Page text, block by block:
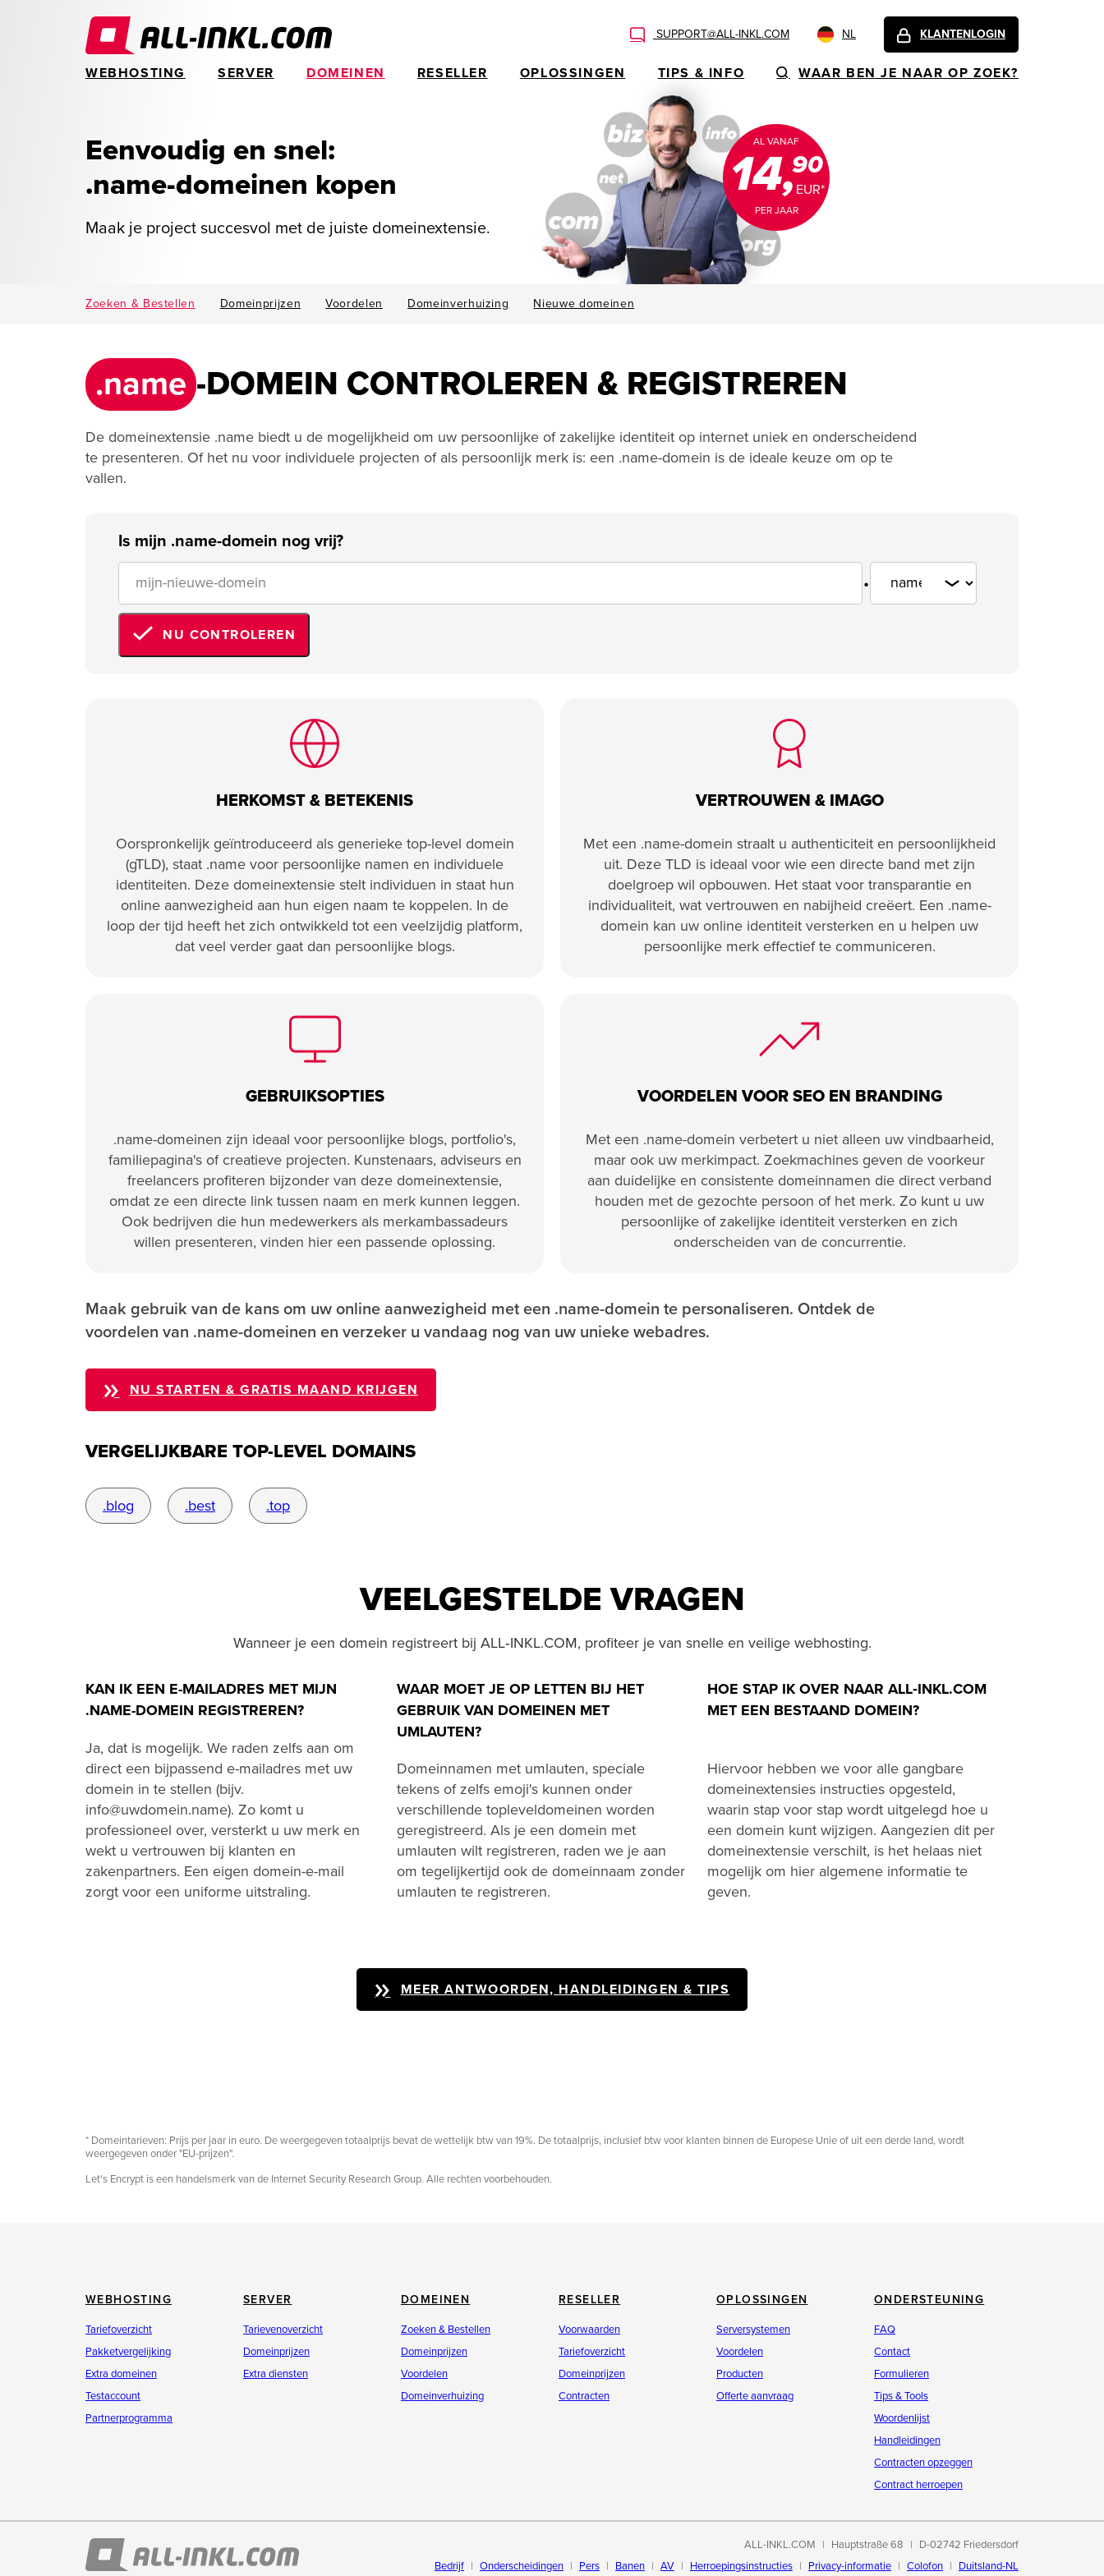
SUPPORT@ALL-INKL.COM NL KLANTENLOGIN
WEBHOSTING SERVER DOMEINEN RESELLER OPLOSSINGEN TIPS & INFO WAAR BEN JE NAAR OP ZOEK?
Eenvoudig en snel:
.name-domeinen kopen
Maak je project succesvol met de juiste domeinextensie.
AL VANAF
14,EUR*
90
PER JAAR
Zoeken & Bestellen Domeinprijzen Voordelen Domeinverhuizing Nieuwe domeinen
.name -DOMEIN CONTROLEREN & REGISTREREN
De domeinextensie .name biedt u de mogelijkheid om uw persoonlijke of zakelijke identiteit op internet uniek en onderscheidend
te presenteren. Of het nu voor individuele projecten of als persoonlijk merk is: een .name-domein is de ideale keuze om op te
vallen.
Is mijn .name-domein nog vrij?
.
NU CONTROLEREN
HERKOMST & BETEKENIS
Oorspronkelijk geïntroduceerd als generieke top-level domein
(gTLD), staat .name voor persoonlijke namen en individuele
identiteiten. Deze domeinextensie stelt individuen in staat hun
online aanwezigheid aan hun eigen naam te koppelen. In de
loop der tijd heeft het zich ontwikkeld tot een veelzijdig platform,
dat veel verder gaat dan persoonlijke blogs.
VERTROUWEN & IMAGO
Met een .name-domein straalt u authenticiteit en persoonlijkheid
uit. Deze TLD is ideaal voor wie een directe band met zijn
doelgroep wil opbouwen. Het staat voor transparantie en
individualiteit, wat vertrouwen en nabijheid creëert. Een .name-
domein kan uw online identiteit versterken en u helpen uw
persoonlijke merk effectief te communiceren.
GEBRUIKSOPTIES
.name-domeinen zijn ideaal voor persoonlijke blogs, portfolio's,
familiepagina's of creatieve projecten. Kunstenaars, adviseurs en
freelancers profiteren bijzonder van deze domeinextensie,
omdat ze een directe link tussen naam en merk kunnen leggen.
Ook bedrijven die hun medewerkers als merkambassadeurs
willen presenteren, vinden hier een passende oplossing.
VOORDELEN VOOR SEO EN BRANDING
Met een .name-domein verbetert u niet alleen uw vindbaarheid,
maar ook uw merkimpact. Zoekmachines geven de voorkeur
aan duidelijke en consistente domeinnamen die direct verband
houden met de gezochte persoon of het merk. Zo kunt u uw
persoonlijke of zakelijke identiteit versterken en zich
onderscheiden van de concurrentie.
Maak gebruik van de kans om uw online aanwezigheid met een .name-domein te personaliseren. Ontdek de
voordelen van .name-domeinen en verzeker u vandaag nog van uw unieke webadres.
NU STARTEN & GRATIS MAAND KRIJGEN
VERGELIJKBARE TOP-LEVEL DOMAINS
.blog .best .top
VEELGESTELDE VRAGEN
Wanneer je een domein registreert bij ALL‑INKL.COM, profiteer je van snelle en veilige webhosting.
KAN IK EEN E-MAILADRES MET MIJN
.NAME-DOMEIN REGISTREREN?
Ja, dat is mogelijk. We raden zelfs aan om
direct een bijpassend e-mailadres met uw
domein in te stellen (bijv.
info@uwdomein.name). Zo komt u
professioneel over, versterkt u uw merk en
wekt u vertrouwen bij klanten en
zakenpartners. Een eigen domein-e-mail
zorgt voor een uniforme uitstraling.
WAAR MOET JE OP LETTEN BIJ HET
GEBRUIK VAN DOMEINEN MET
UMLAUTEN?
Domeinnamen met umlauten, speciale
tekens of zelfs emoji's kunnen onder
verschillende topleveldomeinen worden
geregistreerd. Als je een domein met
umlauten wilt registreren, raden we je aan
om tegelijkertijd ook de domeinnaam zonder
umlauten te registreren.
HOE STAP IK OVER NAAR ALL‑INKL.COM
MET EEN BESTAAND DOMEIN?
Hiervoor hebben we voor alle gangbare
domeinextensies instructies opgesteld,
waarin stap voor stap wordt uitgelegd hoe u
een domein kunt wijzigen. Aangezien dit per
domeinextensie verschilt, is het helaas niet
mogelijk om hier algemene informatie te
geven.
MEER ANTWOORDEN, HANDLEIDINGEN & TIPS
* Domeintarieven: Prijs per jaar in euro. De weergegeven totaalprijs bevat de wettelijk btw van 19%. De totaalprijs, inclusief btw voor klanten binnen de Europese Unie of uit een derde land, wordt
weergegeven onder "EU-prijzen".
Let's Encrypt is een handelsmerk van de Internet Security Research Group. Alle rechten voorbehouden.
WEBHOSTING
Tariefoverzicht
Pakketvergelijking
Extra domeinen
Testaccount
Partnerprogramma
SERVER
Tarievenoverzicht
Domeinprijzen
Extra diensten
DOMEINEN
Zoeken & Bestellen
Domeinprijzen
Voordelen
Domeinverhuizing
RESELLER
Voorwaarden
Tariefoverzicht
Domeinprijzen
Contracten
OPLOSSINGEN
Serversystemen
Voordelen
Producten
Offerte aanvraag
ONDERSTEUNING
FAQ
Contact
Formulieren
Tips & Tools
Woordenlijst
Handleidingen
Contracten opzeggen
Contract herroepen
ALL-INKL.COM Hauptstraße 68
D-02742 Friedersdorf
Bedrijf
Onderscheidingen Pers Banen AV Herroepingsinstructies Privacy-informatie Colofon Duitsland-NL